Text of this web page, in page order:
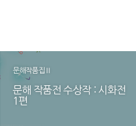
문해작품집Ⅱ
문해 작품전 수상작 : 시화전
1편